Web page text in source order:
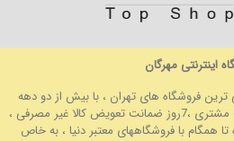
اینترنتی مهرگان
فروشگاه های تهران ، با بیش از دو دهه
تجربه ، با پایبندی به اصول رضایت مشتری ،7روز ضمانت تعویض کالا غیر مصرفی ،
همگام با فروشگاههای معتبر دنیا ، به خاص